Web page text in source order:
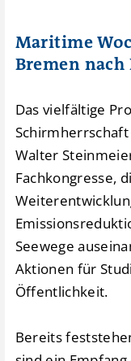
Maritime
Bremen
Das vielfältige
Walter
Fachkongresse,
Seewege
Aktionen für
Öffentlichkeit.
Bereits